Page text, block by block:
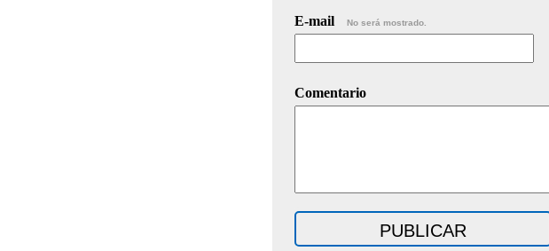
E-mail No será mostrado.
Comentario